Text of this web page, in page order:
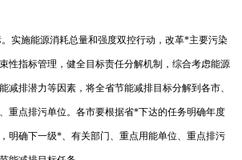
实施能源消耗总量和强度双控行动，改革*主要污染
性指标管理，健全目标责任分解机制，综合考虑能源
减排潜力等因素，将全省节能减排目标分解到各市、
重点排污单位。各市要根据省*下达的任务明确年度
明确下一级*、有关部门、重点用能单位、重点排污